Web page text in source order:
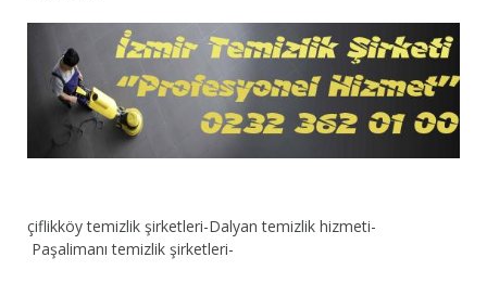
çiflikköy temizlik şirketleri-Dalyan temizlik hizmeti-
Paşalimanı temizlik şirketleri-